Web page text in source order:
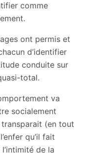
comme
ont permis et
d’identifier
conduite sur
total.
va
socialement
(en tout
qu’il fait
de la